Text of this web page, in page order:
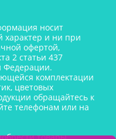
носит
и ни при
офертой,
2 статьи 437
Федерации.
комплектации
цветовых
обращайтесь к
телефонам или на